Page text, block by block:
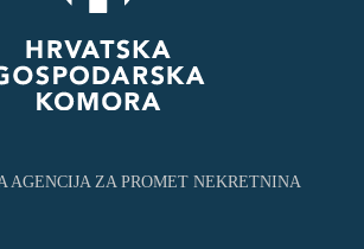
AGENCIJA ZA PROMET NEKRETNINA